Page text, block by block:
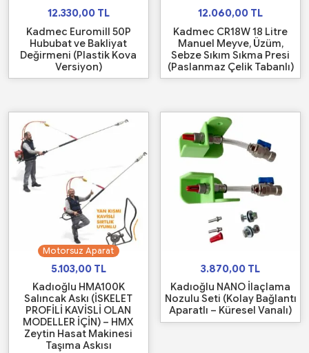
12.330,00 TL
Kadmec Euromill 50P
Hububat ve Bakliyat
Değirmeni (Plastik Kova
Versiyon)
12.060,00 TL
Kadmec CR18W 18 Litre
Manuel Meyve, Üzüm,
Sebze Sıkım Sıkma Presi
(Paslanmaz Çelik Tabanlı)
Motorsuz Aparat
5.103,00 TL
Kadıoğlu HMA100K
Salıncak Askı (İSKELET
PROFİLİ KAVİSLİ OLAN
MODELLER İÇİN) – HMX
Zeytin Hasat Makinesi
Taşıma Askısı
3.870,00 TL
Kadıoğlu NANO İlaçlama
Nozulu Seti (Kolay Bağlantı
Aparatlı – Küresel Vanalı)